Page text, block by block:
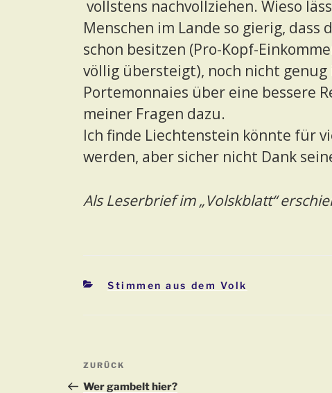
vollstens nachvollziehen. Wieso
Menschen im Lande so gierig, dass
schon besitzen (Pro-Kopf-
völlig übersteigt), noch nicht genug
Portemonnaies über eine bessere
meiner Fragen dazu.
Ich finde Liechtenstein könnte für
werden, aber sicher nicht Dank
Als Leserbrief im „Volskblatt“
Kategorien
Stimmen aus dem Volk
Beitragsnavigation
Vorheriger
Beitrag
ZURÜCK
Wer gambelt hier?